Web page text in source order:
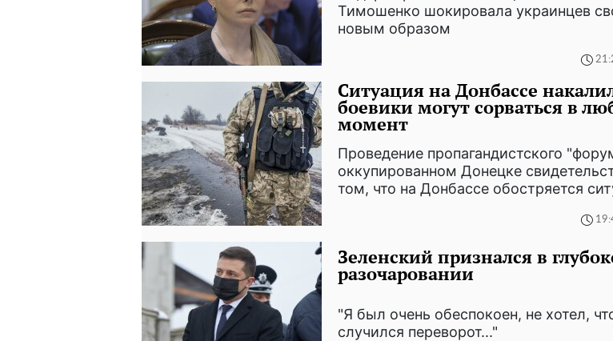
Тимошенко шокировала украинцев
новым образом
Ситуация на Донбассе
боевики могут сорваться в
момент
Проведение пропагандистского
оккупированном Донецке
том, что на Донбассе обостряется
Зеленский признался в
разочаровании
"Я был очень обеспокоен, не хотел,
случился переворот..."